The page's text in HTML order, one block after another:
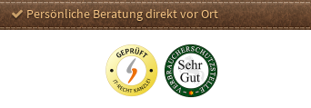
Persönliche Beratung direkt vor Ort